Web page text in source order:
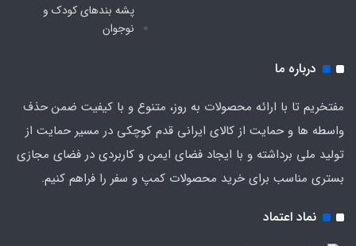
نماد اعتماد
پشه‌ بندهای کودک و
نوجوان
درباره ما
مفتخریم تا با ارائه محصولات به روز، متنوع و با کیفیت ضمن حذف
واسطه ها و حمایت از کالای ایرانی قدم کوچکی در مسیر حمایت از
تولید ملی برداشته و با ایجاد فضای ایمن و کاربردی در فضای مجازی
بستری مناسب برای خرید محصولات کمپ و سفر را فراهم کنیم.